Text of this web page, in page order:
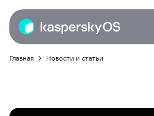
Главная Новости и статьи